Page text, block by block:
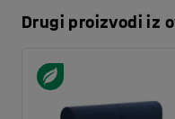
Drugi proizvodi iz